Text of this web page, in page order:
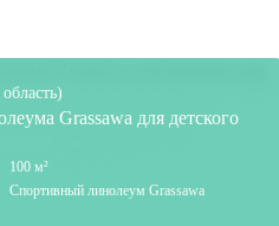
Grassawa для детского
100 м²
Спортивный линолеум Grassawa